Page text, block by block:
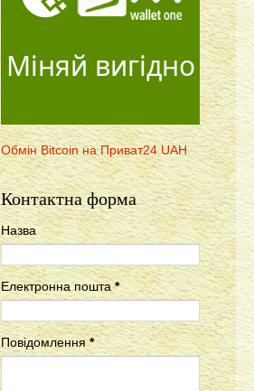
Міняй вигідно
Обмін Bitcoin на Приват24 UAH
Контактна форма
Назва
Електронна пошта*
Повідомлення *